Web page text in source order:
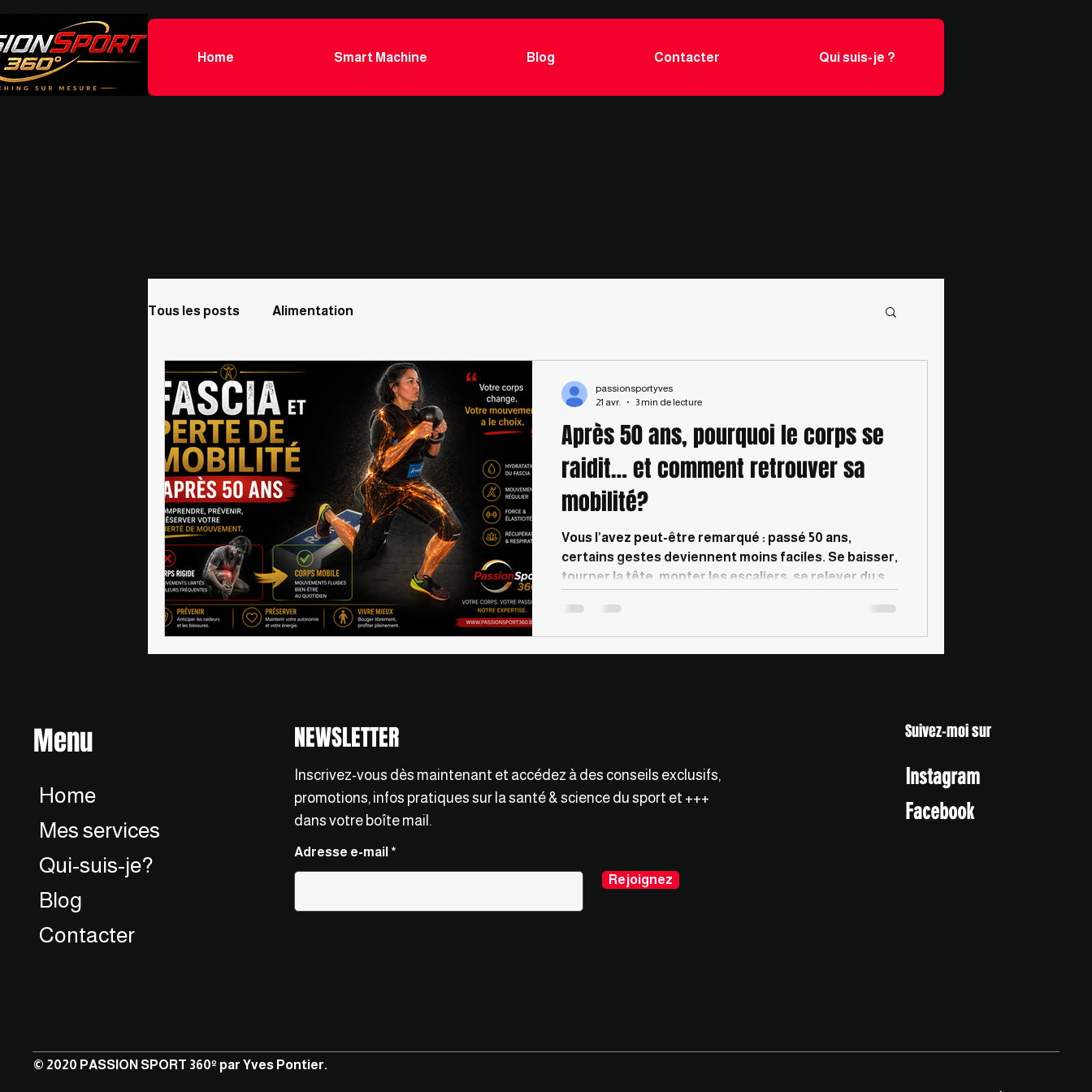
Home Smart Machine Blog Contacter Qui suis-je ?
Tous les posts Alimentation
Après 50 ans, pourquoi le corps se
raidit… et comment retrouver sa
mobilité?
Vous l’avez peut-être remarqué : passé 50 ans,
certains gestes deviennent moins faciles. Se baisser,
tourner la tête, monter les escaliers, se relever du sol
demande parfois plus d’effort. Beaucoup pensent
immédiatement : “C’est l’âge.” Pas totalement. Le
vrai problème vient souvent d’un mélange de manque
passionsportyves
21 avr.
3 min de lecture
Menu
Home
Mes services
Qui-suis-je?
Blog
Contacter
NEWSLETTER
Inscrivez-vous dès maintenant et accédez à des conseils exclusifs,
promotions, infos pratiques sur la santé & science du sport et +++
dans votre boîte mail.
Adresse e-mail
Rejoignez
Suivez-moi sur
Instagram
Facebook
© 2020 PASSION SPORT 360º par Yves Pontier.